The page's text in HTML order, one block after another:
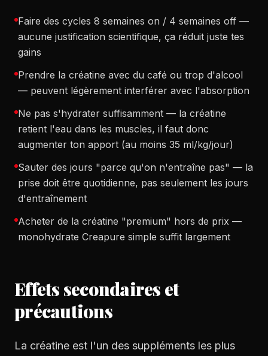
Faire des cycles 8 semaines on / 4 semaines off —
aucune justification scientifique, ça réduit juste tes
gains
Prendre la créatine avec du café ou trop d'alcool
— peuvent légèrement interférer avec l'absorption
Ne pas s'hydrater suffisamment — la créatine
retient l'eau dans les muscles, il faut donc
augmenter ton apport (au moins 35 ml/kg/jour)
Sauter des jours "parce qu'on n'entraîne pas" — la
prise doit être quotidienne, pas seulement les jours
d'entraînement
Acheter de la créatine "premium" hors de prix —
monohydrate Creapure simple suffit largement
Effets secondaires et
précautions
La créatine est l'un des suppléments les plus